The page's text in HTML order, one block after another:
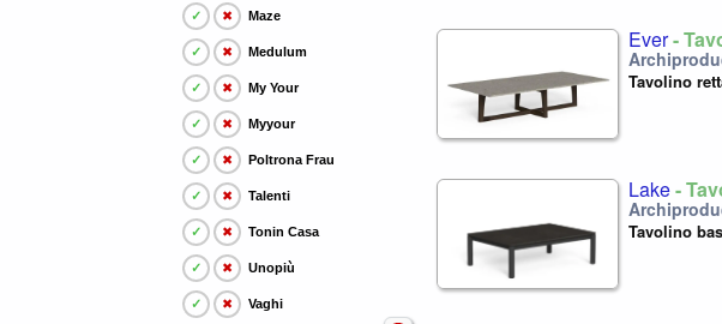
✓ ✖ Maze
✓ ✖ Medulum
✓ ✖ My Your
✓ ✖ Myyour
✓ ✖ Poltrona Frau
✓ ✖ Talenti
✓ ✖ Tonin Casa
✓ ✖ Unopiù
✓ ✖ Vaghi
Ever-
Tavolino
Lake-
Tavolino